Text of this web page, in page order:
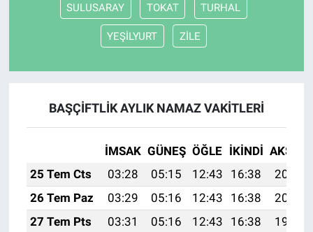
SULUSARAY TOKAT TURHAL
YEŞİLYURT ZİLE
BAŞÇİFTLİK AYLIK NAMAZ VAKITLERI
İMSAK GÜNEŞ ÖĞLE İKINDI AKŞAM
25 Tem Cts
03:28 05:15 12:43 16:38
20:01
26 Tem Paz
03:29 05:16 12:43 16:38
20:00
27 Tem Pts
03:31 05:16 12:43 16:38
19:59